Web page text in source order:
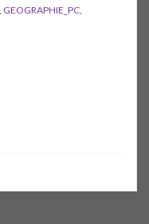
GEOGRAPHIE_PC